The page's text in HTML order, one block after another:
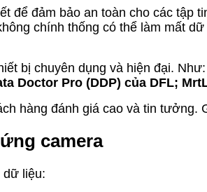
để đảm bảo an toàn cho các tập
chính thống có thể làm mất
bị chuyên dụng và hiện đại. Như:
Doctor Pro (DDP) của DFL;
hàng đánh giá cao và tin tưởng.
camera
dữ liệu: